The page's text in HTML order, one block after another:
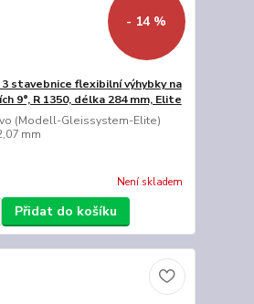
- 14 %
stavebnice flexibilní výhybky na
9°, R 1350, délka 284 mm, Elite
(Modell-Gleissystem-Elite)
mm
Není skladem
Přidat do košíku